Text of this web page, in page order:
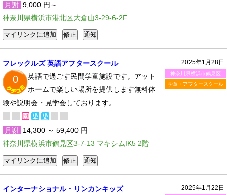
月謝 9,000 円～
神奈川県横浜市港北区大倉山3-29-6-2F
2025年1月28日
神奈川県横浜市鶴見区
学童・アフタースクール
フレックルズ 英語アフタースクール
0
英語で過ごす民間学童施設です。アット
ホームで楽しい場所を提供します無料体
験や説明会・見学会しております。
月謝 14,300 ～ 59,400 円
神奈川県横浜市鶴見区3-7-13 マキシムIK5 2階
2025年1月22日
インターナショナル・リンカンキッズ